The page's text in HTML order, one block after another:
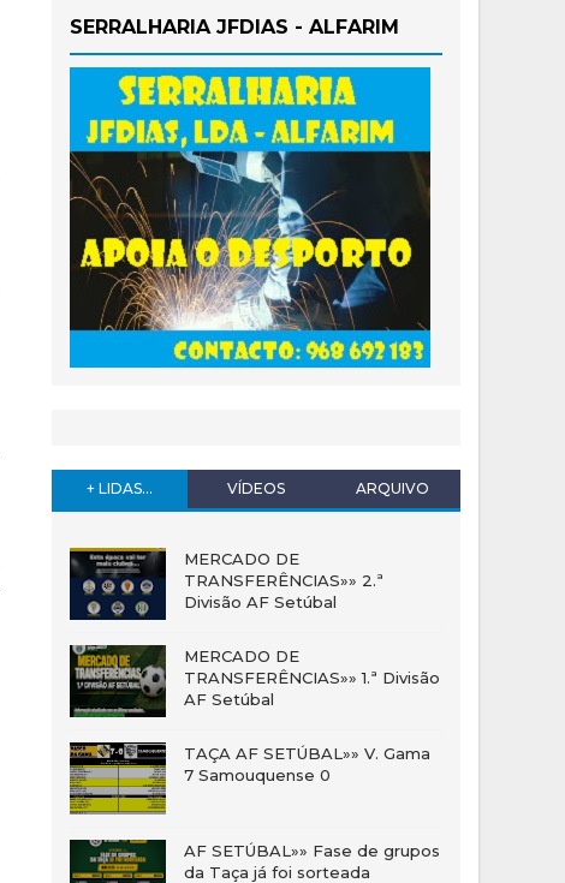
SERRALHARIA JFDIAS - ALFARIM
+ LIDAS... VÍDEOS ARQUIVO
MERCADO DE
TRANSFERÊNCIAS»» 2.ª
Divisão AF Setúbal
MERCADO DE
TRANSFERÊNCIAS»» 1.ª Divisão
AF Setúbal
TAÇA AF SETÚBAL»» V. Gama
7 Samouquense 0
AF SETÚBAL»» Fase de grupos
da Taça já foi sorteada